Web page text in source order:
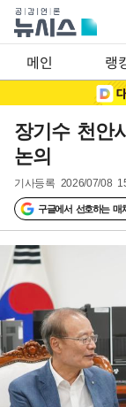
메인 랭
장기수 천안
논의
기사등록 2026/07/08
구글에서 선호하는 매